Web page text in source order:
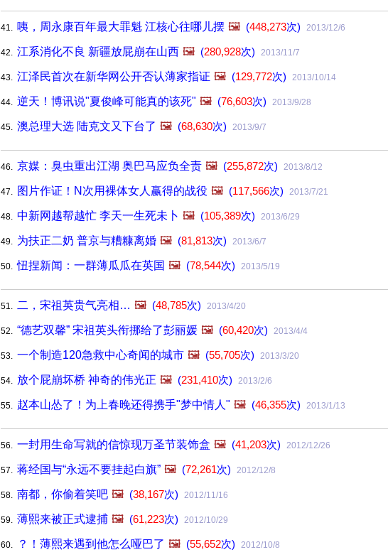
41. 咦，周永康百年最大罪魁 江核心往哪儿摆 🖼️ (448,273次) 2013/12/6
42. 江系消化不良 新疆放屁崩在山西 🖼️ (280,928次) 2013/11/7
43. 江泽民首次在新华网公开否认薄家指证 🖼️ (129,772次) 2013/10/14
44. 逆天！博讯说"夏俊峰可能真的该死" 🖼️ (76,603次) 2013/9/28
45. 澳总理大选 陆克文又下台了 🖼️ (68,630次) 2013/9/7
46. 京媒：臭虫重出江湖 奥巴马应负全责 🖼️ (255,872次) 2013/8/12
47. 图片作证！N次用裸体女人赢得的战役 🖼️ (117,566次) 2013/7/21
48. 中新网越帮越忙 李天一生死未卜 🖼️ (105,389次) 2013/6/29
49. 为扶正二奶 普京与糟糠离婚 🖼️ (81,813次) 2013/6/7
50.忸捏新闻：一群薄瓜瓜在英国 🖼️ (78,544次) 2013/5/19
51. 二，宋祖英贵气亮相… 🖼️ (48,785次) 2013/4/20
52. “德艺双馨” 宋祖英头衔挪给了彭丽媛 🖼️ (60,420次) 2013/4/4
53. 一个制造120急救中心奇闻的城市 🖼️ (55,705次) 2013/3/20
54. 放个屁崩坏桥 神奇的伟光正 🖼️ (231,410次) 2013/2/6
55. 赵本山怂了！为上春晚还得携手"梦中情人" 🖼️ (46,355次) 2013/1/13
56. 一封用生命写就的信惊现万圣节装饰盒 🖼️ (41,203次) 2012/12/26
57. 蒋经国与“永远不要挂起白旗” 🖼️ (72,261次) 2012/12/8
58. 南都，你偷着笑吧 🖼️ (38,167次) 2012/11/16
59. 薄熙来被正式逮捕 🖼️ (61,223次) 2012/10/29
60. ？！薄熙来遇到他怎么哑巴了 🖼️ (55,652次) 2012/10/8